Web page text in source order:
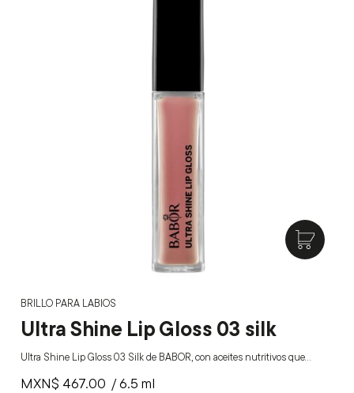
BRILLO PARA LABIOS
Ultra Shine Lip Gloss 03 silk
Ultra Shine Lip Gloss 03 Silk de BABOR, con aceites nutritivos que…
MXN$ 467.00 / 6.5 ml